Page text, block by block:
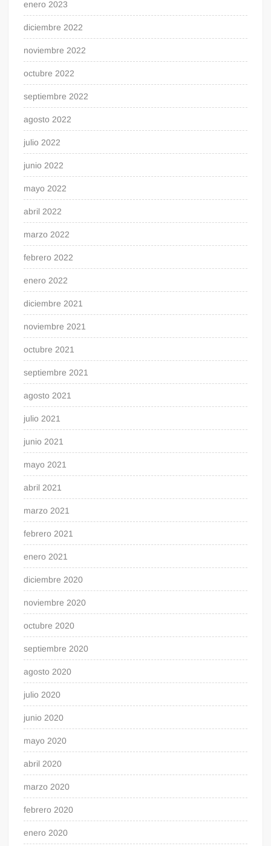
enero 2023
diciembre 2022
noviembre 2022
octubre 2022
septiembre 2022
agosto 2022
julio 2022
junio 2022
mayo 2022
abril 2022
marzo 2022
febrero 2022
enero 2022
diciembre 2021
noviembre 2021
octubre 2021
septiembre 2021
agosto 2021
julio 2021
junio 2021
mayo 2021
abril 2021
marzo 2021
febrero 2021
enero 2021
diciembre 2020
noviembre 2020
octubre 2020
septiembre 2020
agosto 2020
julio 2020
junio 2020
mayo 2020
abril 2020
marzo 2020
febrero 2020
enero 2020